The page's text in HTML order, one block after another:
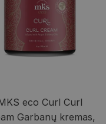
eco Curl Curl
Garbanų kremas,